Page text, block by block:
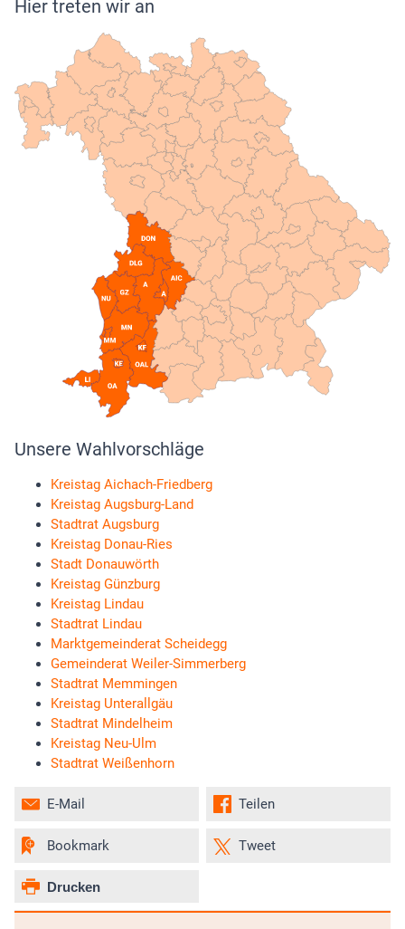
Hier treten wir an
Unsere Wahlvorschläge
Kreistag Aichach-Friedberg
Kreistag Augsburg-Land
Stadtrat Augsburg
Kreistag Donau-Ries
Stadt Donauwörth
Kreistag Günzburg
Kreistag Lindau
Stadtrat Lindau
Marktgemeinderat Scheidegg
Gemeinderat Weiler-Simmerberg
Stadtrat Memmingen
Kreistag Unterallgäu
Stadtrat Mindelheim
Kreistag Neu-Ulm
Stadtrat Weißenhorn
Teilen
Tweet
E-Mail
Bookmark
Drucken